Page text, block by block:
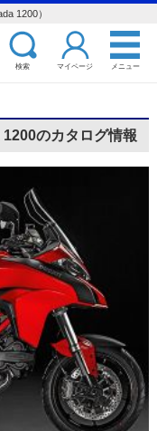
1200）
検索 マイページ メニュー
のカタログ情報